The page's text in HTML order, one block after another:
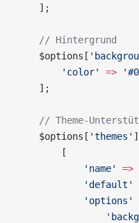
    ];
    // Hintergrund
    $options[
        'color'
=>
    ];
// Theme-
    $options[
'themes' ]
        [
            'name'
=>
            'default'
            'options'